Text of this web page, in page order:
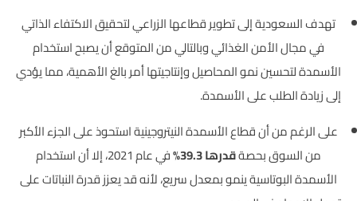
تهدف السعودية إلى تطوير قطاعها الزراعي لتحقيق الاكتفاء الذاتي
في مجال الأمن الغذائي وبالتالي من المتوقع أن يصبح استخدام
الأسمدة لتحسين نمو المحاصيل وإنتاجيتها أمر بالغ الأهمية، مما يؤدي
إلى زيادة الطلب على الأسمدة.
على الرغم من أن قطاع الأسمدة النيتروجينية استحوذ على الجزء الأكبر
من السوق بحصةقدرها 39.3%
في عام 2021، إلا أن استخدام
الأسمدة البوتاسية ينمو بمعدل سريع، لأنه قد يعزز قدرة النباتات على